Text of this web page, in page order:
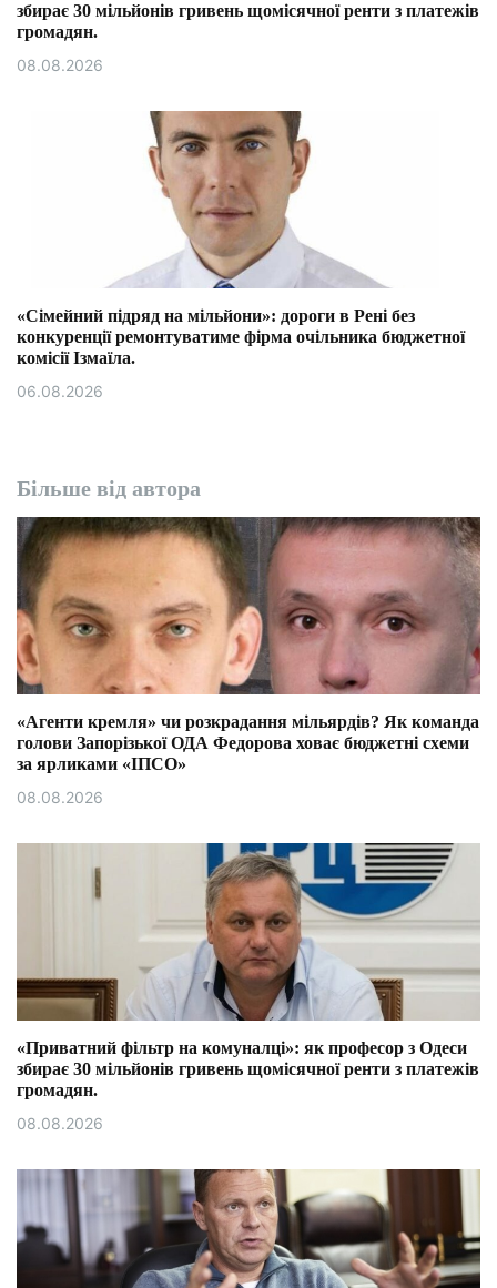
збирає 30 мільйонів гривень щомісячної ренти з платежів
громадян.
08.08.2026
«Сімейний підряд на мільйони»: дороги в Рені без
конкуренції ремонтуватиме фірма очільника бюджетної
комісії Ізмаїла.
06.08.2026
Більше від автора
«Агенти кремля» чи розкрадання мільярдів? Як команда
голови Запорізької ОДА Федорова ховає бюджетні схеми
за ярликами «ІПСО»
08.08.2026
«Приватний фільтр на комуналці»: як професор з Одеси
збирає 30 мільйонів гривень щомісячної ренти з платежів
громадян.
08.08.2026